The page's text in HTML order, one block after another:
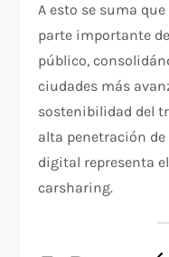
A esto se suma
parte importante
público,
ciudades más
sostenibilidad del
alta penetración
digital representa
carsharing.